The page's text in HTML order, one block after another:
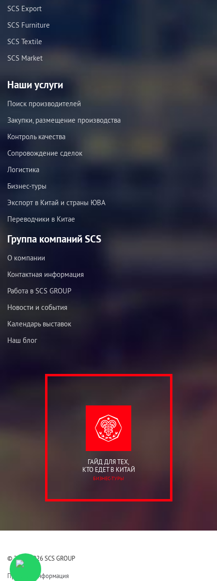
SCS Export
SCS Furniture
SCS Textile
SCS Market
Наши услуги
Поиск производителей
Закупки, размещение производства
Контроль качества
Сопровождение сделок
Логистика
Бизнес-туры
Экспорт в Китай и страны ЮВА
Переводчики в Китае
Группа компаний SCS
О компании
Контактная информация
Работа в SCS GROUP
Новости и события
Календарь выставок
Наш блог
ГАЙД ДЛЯ ТЕХ,
КТО ЕДЕТ В КИТАЙ
БИЗНЕС-ТУРЫ
© 2006-2026 SCS GROUP
Правовая информация